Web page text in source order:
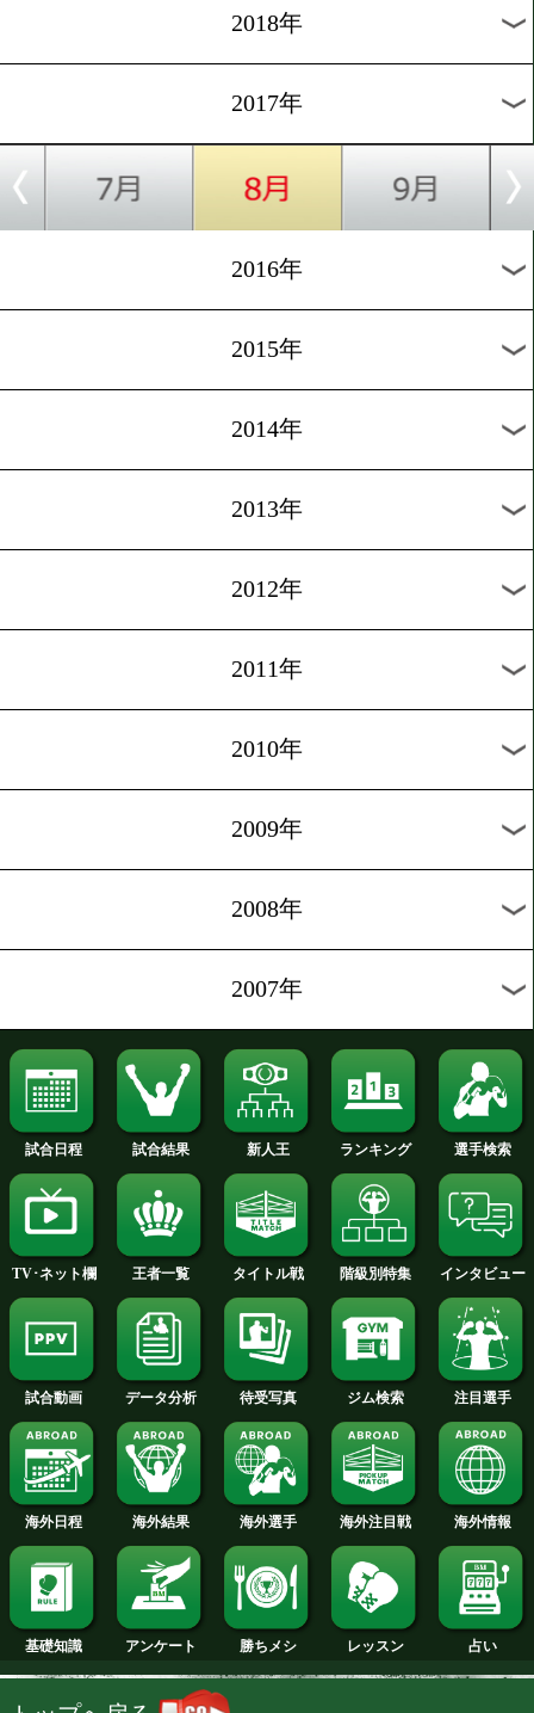
2025年
2024年
2023年
2022年
2020年
2019年
2017年
2016年
2015年
2014年
2013年
2012年
2011年
2010年